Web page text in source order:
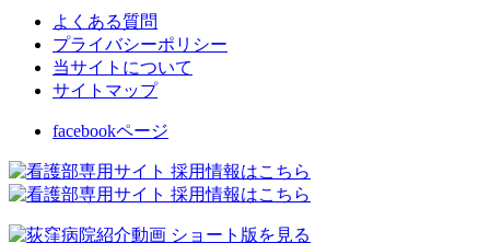
よくある質問
プライバシーポリシー
当サイトについて
サイトマップ
facebookページ